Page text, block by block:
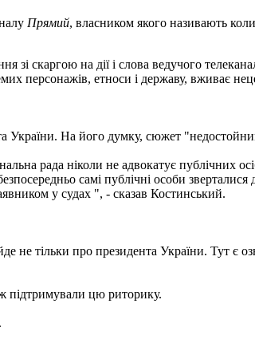
Прямий, власником якого називають
скаргою на дії і слова ведучого
персонажів, етноси і державу, вживає
України. На його думку, сюжет
рада ніколи не адвокатує публічних
самі публічні особи зверталися
у судах ", - сказав Костинський.
тільки про президента України. Тут є
підтримували цю риторику.